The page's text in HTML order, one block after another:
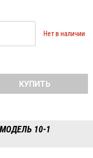
Нет в наличии
КУПИТЬ
10-1